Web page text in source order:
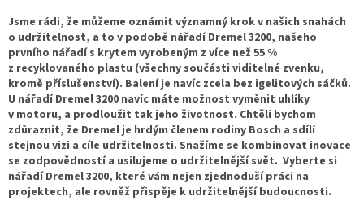
l
á
d
a
c
í
p
r
v
k
y
v
Jsme rádi, že můžeme oznámit významný krok v našich snahách
o udržitelnost, a to v podobě nářadí Dremel 3200, našeho
prvního nářadí s krytem vyrobeným z více než 55 %
z recyklovaného plastu (všechny součásti viditelné zvenku,
kromě příslušenství). Balení je navíc zcela bez igelitových sáčků.
U nářadí Dremel 3200 navíc máte možnost vyměnit uhlíky
v motoru, a prodloužit tak jeho životnost. Chtěli bychom
zdůraznit, že Dremel je hrdým členem rodiny Bosch a sdílí
stejnou vizi a cíle udržitelnosti. Snažíme se kombinovat inovace
se zodpovědností a usilujeme o udržitelnější svět. Vyberte si
nářadí Dremel 3200, které vám nejen zjednoduší práci na
projektech, ale rovněž přispěje k udržitelnější budoucnosti.